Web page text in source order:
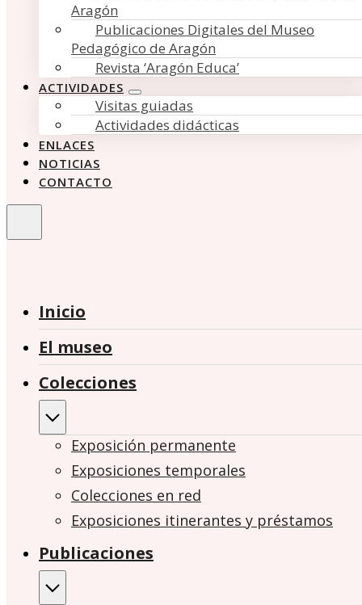
Aragón
Publicaciones Digitales del Museo
Pedagógico de Aragón
Revista ‘Aragón Educa’
ACTIVIDADES
Visitas guiadas
Actividades didácticas
ENLACES
NOTICIAS
CONTACTO
Inicio
El museo
Colecciones
Exposición permanente
Exposiciones temporales
Colecciones en red
Exposiciones itinerantes y préstamos
Publicaciones